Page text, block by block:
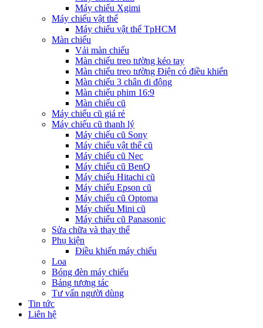
Máy chiếu Xgimi
Máy chiếu vật thể
Máy chiếu vật thể TpHCM
Màn chiếu
Vải màn chiếu
Màn chiếu treo tường kéo tay
Màn chiếu treo tường Điện có điều khiển
Màn chiếu 3 chân di động
Màn chiếu phim 16:9
Màn chiếu cũ
Máy chiếu cũ giá rẻ
Máy chiếu cũ thanh lý
Máy chiếu cũ Sony
Máy chiếu vật thể cũ
Máy chiếu cũ Nec
Máy chiếu cũ BenQ
Máy chiếu Hitachi cũ
Máy chiếu Epson cũ
Máy chiếu cũ Optoma
Máy chiếu Mini cũ
Máy chiếu cũ Panasonic
Sửa chữa và thay thế
Phụ kiện
Điều khiển máy chiếu
Loa
Bóng đèn máy chiếu
Bảng tương tác
Tư vấn người dùng
Tin tức
Liên hệ